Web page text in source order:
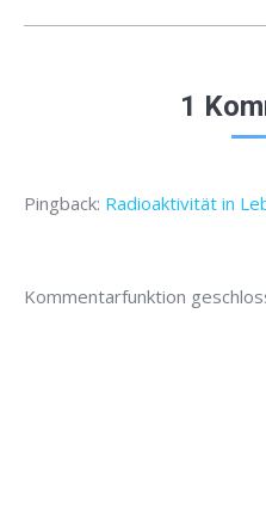
1
Pingback: Radioaktivität in
Kommentarfunktion